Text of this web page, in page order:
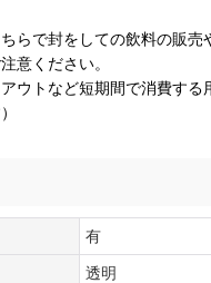
らで封をしての飲料の販売
意ください。
アウトなど短期間で消費す
有
透明